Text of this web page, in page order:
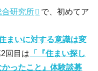
合研究所
で、初めてア
まいに対する意識は変
2回目は 「『住まい探し
ったこと』体験談募